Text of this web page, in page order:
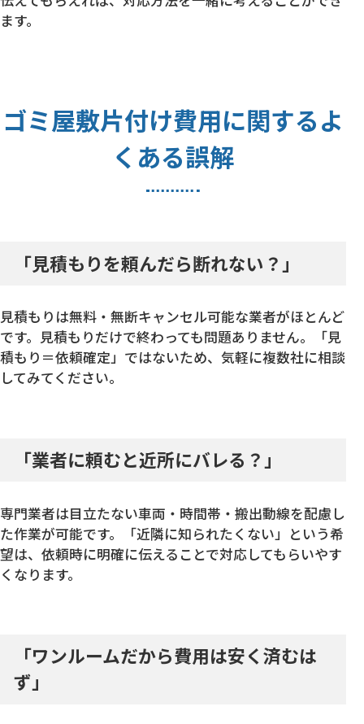
ます。
ゴミ屋敷片付け費用に関するよ
くある誤解
「見積もりを頼んだら断れない？」
見積もりは無料・無断キャンセル可能な業者がほとんど
です。見積もりだけで終わっても問題ありません。「見
積もり＝依頼確定」ではないため、気軽に複数社に相談
してみてください。
「業者に頼むと近所にバレる？」
専門業者は目立たない車両・時間帯・搬出動線を配慮し
た作業が可能です。「近隣に知られたくない」という希
望は、依頼時に明確に伝えることで対応してもらいやす
くなります。
「ワンルームだから費用は安く済むは
ず」